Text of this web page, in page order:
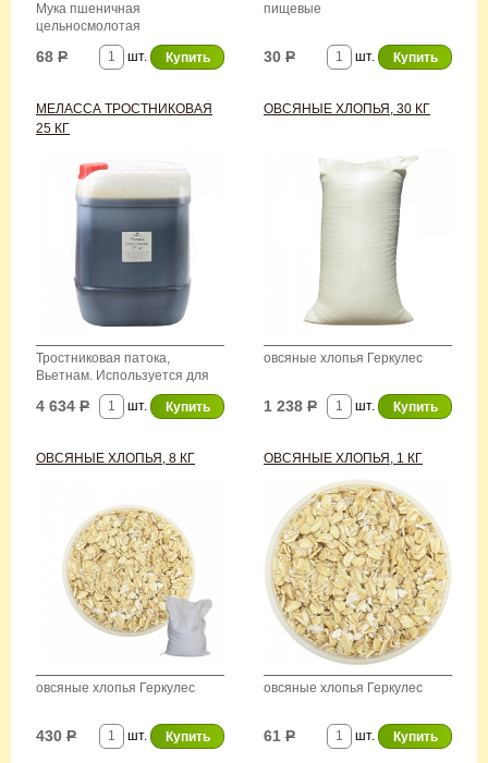
Мука пшеничная
цельносмолотая
шт.
68 Р
пищевые
шт.
30 Р
МЕЛАССА ТРОСТНИКОВАЯ
25 КГ
Тростниковая патока,
Вьетнам. Используется для
производства рома
шт.
4 634 Р
ОВСЯНЫЕ ХЛОПЬЯ, 30 КГ
овсяные хлопья Геркулес
шт.
1 238 Р
ОВСЯНЫЕ ХЛОПЬЯ, 8 КГ
овсяные хлопья Геркулес
шт.
430 Р
ОВСЯНЫЕ ХЛОПЬЯ, 1 КГ
овсяные хлопья Геркулес
шт.
61 Р